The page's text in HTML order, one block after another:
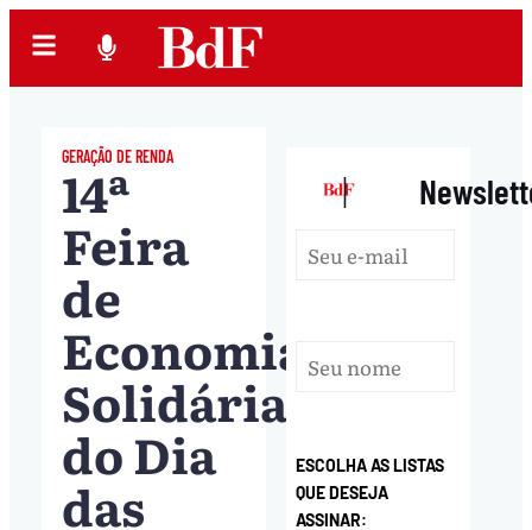
GERAÇÃO DE RENDA
14ª
Feira
de
Economia
Solidária
do Dia
das
|
ESCOLHA AS LISTAS
QUE DESEJA
ASSINAR: